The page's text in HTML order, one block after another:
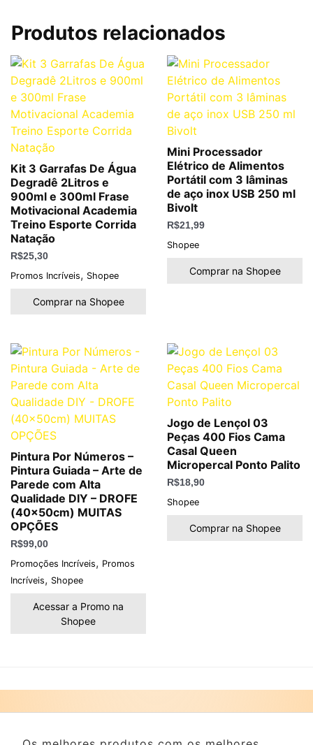
Produtos relacionados
Kit 3 Garrafas De Água
Degradê 2Litros e
900ml e 300ml Frase
Motivacional Academia
Treino Esporte Corrida
Natação
R$25,30
Promos Incríveis, Shopee
Comprar na Shopee
Mini Processador
Elétrico de Alimentos
Portátil com 3 lâminas
de aço inox USB 250 ml
Bivolt
R$21,99
Shopee
Comprar na Shopee
Pintura Por Números –
Pintura Guiada – Arte de
Parede com Alta
Qualidade DIY – DROFE
(40x50cm) MUITAS
OPÇÕES
R$99,00
Promoções Incríveis, Promos
Incríveis, Shopee
Acessar a Promo na
Shopee
Jogo de Lençol 03
Peças 400 Fios Cama
Casal Queen
Micropercal Ponto Palito
R$18,90
Shopee
Comprar na Shopee